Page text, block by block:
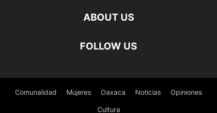
ABOUT US
FOLLOW US
Comunalidad Mujeres Oaxaca Noticias Opiniones
Cultura